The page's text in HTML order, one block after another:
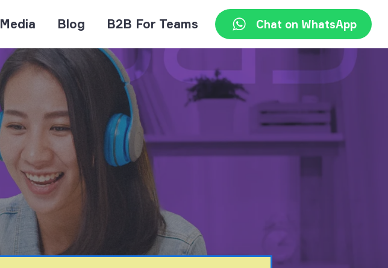
Media Blog B2B For Teams Chat on WhatsApp